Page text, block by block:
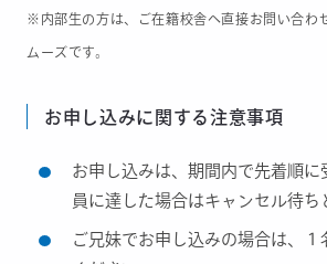
※内部生の方は、ご在籍校舎へ直接お問い合わ
ムーズです。
お申し込みに関する注意事項
お申し込みは、期間内で先着順に
員に達した場合はキャンセル待ち
ご兄妹でお申し込みの場合は、１